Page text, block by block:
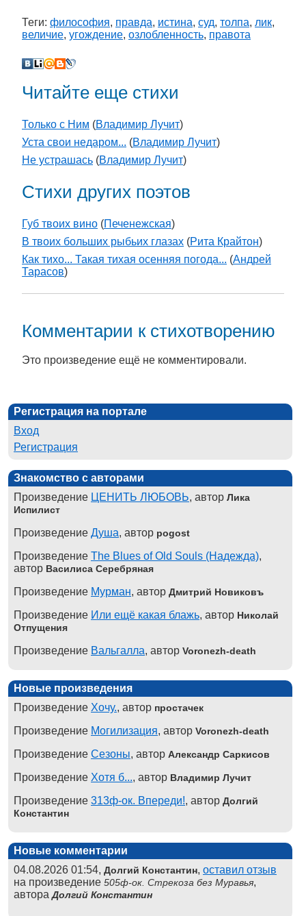
Теги: философия, правда, истина, суд, толпа, лик,
величие, угождение, озлобленность, правота
Читайте еще стихи
Только с Ним (Владимир Лучит)
Уста свои недаром... (Владимир Лучит)
Не устрашась (Владимир Лучит)
Стихи других поэтов
Губ твоих вино (Печенежская)
В твоих больших рыбьих глазах (Рита Крайтон)
Как тихо... Такая тихая осенняя погода... (Андрей
Тарасов)
Комментарии к стихотворению
Это произведение ещё не комментировали.
Регистрация на портале
Вход
Регистрация
Знакомство с авторами
Произведение ЦЕНИТЬ ЛЮБОВЬ, автор Лика
Испилист
Произведение Душа, автор pogost
Произведение The Blues of Old Souls (Надежда),
автор Василиса Серебряная
Произведение Мурман, автор Дмитрий Новиковъ
Произведение Или ещё какая блажь, автор Николай
Отпущения
Произведение Вальгалла, автор Voronezh-death
Новые произведения
Произведение Хочу., автор простачек
Произведение Могилизация, автор Voronezh-death
Произведение Сезоны, автор Александр Саркисов
Произведение Хотя б..., автор Владимир Лучит
Произведение 313ф-ок. Впереди!, автор Долгий
Константин
Новые комментарии
04.08.2026 01:54, Долгий Константин, оставил отзыв
на произведение 505ф-ок. Стрекоза без Муравья,
автораДолгий Константин